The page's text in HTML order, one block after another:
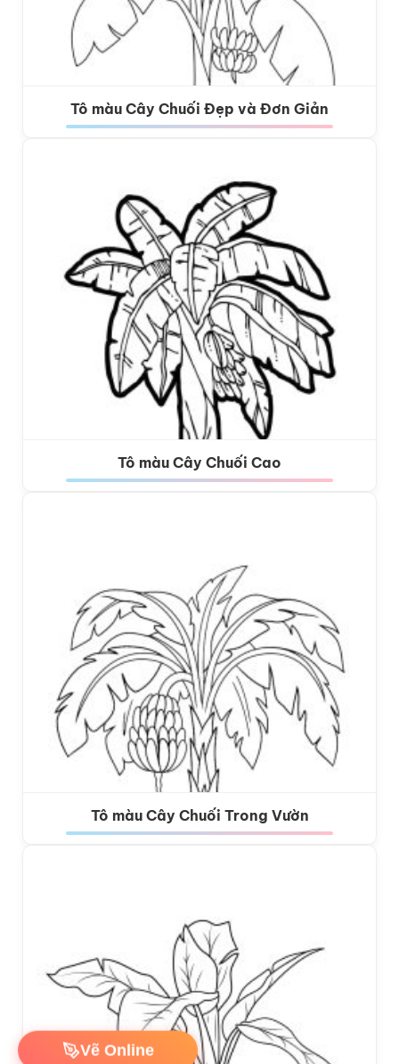
Tô màu Cây Chuối Đẹp và Đơn Giản
Tô màu Cây Chuối Cao
Tô màu Cây Chuối Trong Vườn
Vẽ Online